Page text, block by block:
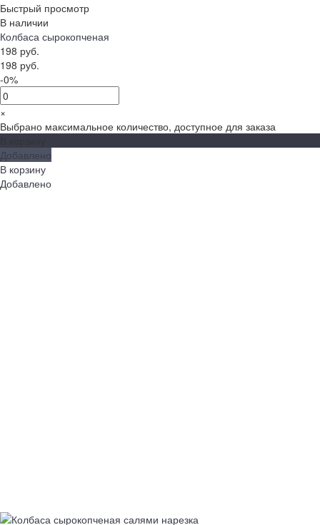
Быстрый просмотр
В наличии
Колбаса сырокопченая
198 руб.
198 руб.
-0%
×
Выбрано максимальное количество, доступное для заказа
Добавлено
В корзину
Добавлено